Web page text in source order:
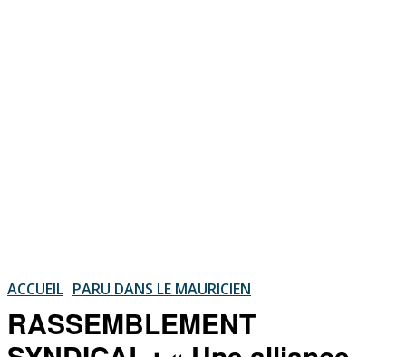
ACCUEIL PARU DANS LE MAURICIEN
RASSEMBLEMENT